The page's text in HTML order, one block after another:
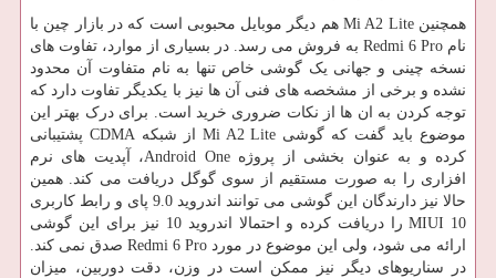
همچنین Mi A2 Lite هم دیگر موبایل محبوبی است که در بازار چین با
نام Redmi 6 Pro به فروش می ‌رسد. در بسیاری از موارد، تفاوت ‌های
نسخه چینی و جهانی یک گوشی خاص تنها به نام متفاوت آن محدود
نشده و برخی از مشخصه ‌های فنی آن ها نیز با یکدیگر تفاوت دارد که
توجه کردن به ان ها از نکات ضروری خرید است. برای درک بهتر این
موضوع باید گفت که گوشی Mi A2 Lite از شبکه CDMA پشتیبانی
کرده و به عنوان بخشی از پروژه Android One، آپدیت‌ های نرم
افزاری را به صورت مستقیم از سوی گوگل دریافت می ‌کند. همین
حالا نیز دارندگان این گوشی می‌ توانند اندروید 9.0 پای و رابط کاربری
MIUI 10 را دریافت کرده و احتمالا اندروید 10 نیز برای این گوشی
ارائه می شود، ولی این موضوع در مورد Redmi 6 Pro صدق نمی‌ کند.
در سناریوهای دیگر نیز ممکن است در وزن، دقت دوربین، میزان